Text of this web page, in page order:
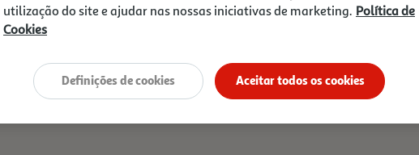
32
utilização do site e ajudar nas nossas iniciativas de marketing. Política de
Cookies
Aceitar todos os cookies
Definições de cookies